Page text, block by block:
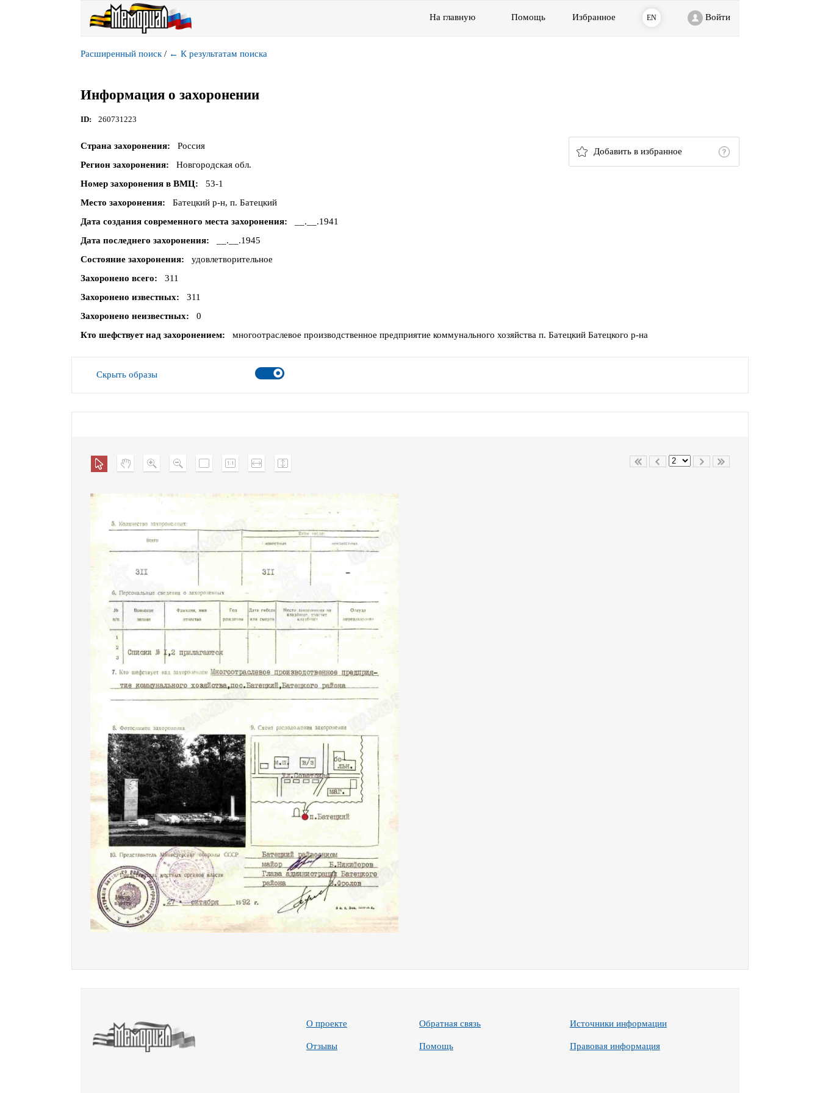
На главную Помощь Избранное EN Войти
Расширенный поиск / ← К результатам поиска
Информация о захоронении
ID 260731223
Добавить в избранное
Страна захоронения
Россия
Регион захоронения
Новгородская обл.
Номер захоронения в ВМЦ
53-1
Место захоронения
Батецкий р-н, п. Батецкий
Дата создания современного места захоронения
__.__.1941
Дата последнего захоронения
__.__.1945
Состояние захоронения
удовлетворительное
Захоронено всего
311
Захоронено известных
311
Захоронено неизвестных
0
Кто шефствует над захоронением
многоотраслевое производственное предприятие коммунального хозяйства п. Батецкий Батецкого р-на
Скрыть образы
О проекте
Отзывы
Обратная связь
Помощь
Источники информации
Правовая информация